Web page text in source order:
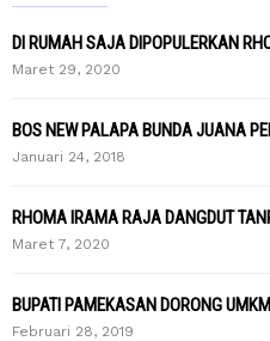
DI RUMAH SAJA DIPOPULERKAN
Maret 29, 2020
BOS NEW PALAPA BUNDA JUANA
Januari 24, 2018
RHOMA IRAMA RAJA DANGDUT
Maret 7, 2020
BUPATI PAMEKASAN DORONG
Februari 28, 2019